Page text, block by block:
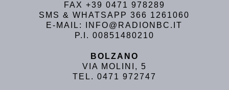
FAX +39 0471 978289
SMS & WHATSAPP 366 1261060
E-MAIL: INFO@RADIONBC.IT
P.I. 00851480210
BOLZANO
VIA MOLINI, 5
TEL. 0471 972747